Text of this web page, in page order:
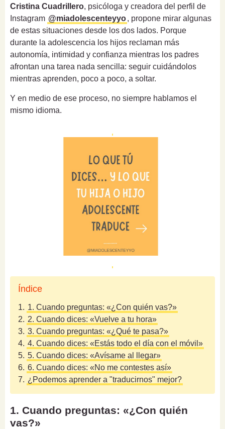
Cristina Cuadrillero, psicóloga y creadora del perfil de
Instagram @miadolescenteyyo, propone mirar algunas
de estas situaciones desde los dos lados. Porque
durante la adolescencia los hijos reclaman más
autonomía, intimidad y confianza mientras los padres
afrontan una tarea nada sencilla: seguir cuidándolos
mientras aprenden, poco a poco, a soltar.
Y en medio de ese proceso, no siempre hablamos el
mismo idioma.
Índice
1. 1. Cuando preguntas: «¿Con quién vas?»
2. 2. Cuando dices: «Vuelve a tu hora»
3. 3. Cuando preguntas: «¿Qué te pasa?»
4. 4. Cuando dices: «Estás todo el día con el móvil»
5. 5. Cuando dices: «Avísame al llegar»
6. 6. Cuando dices: «No me contestes así»
7. ¿Podemos aprender a "traducirnos" mejor?
1. Cuando preguntas: «¿Con quién
vas?»